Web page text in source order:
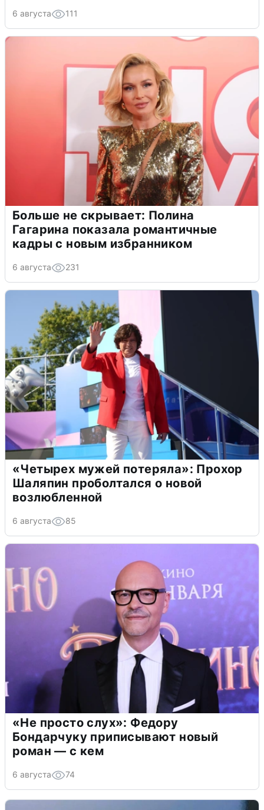
6 августа 111
Больше не скрывает: Полина
Гагарина показала романтичные
кадры с новым избранником
6 августа 231
«Четырех мужей потеряла»: Прохор
Шаляпин проболтался о новой
возлюбленной
6 августа 85
«Не просто слух»: Федору
Бондарчуку приписывают новый
роман — с кем
6 августа 74